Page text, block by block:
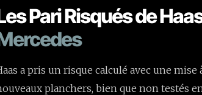
Pari Risqués de
a pris un risque calculé avec une
planchers, bien que non testés